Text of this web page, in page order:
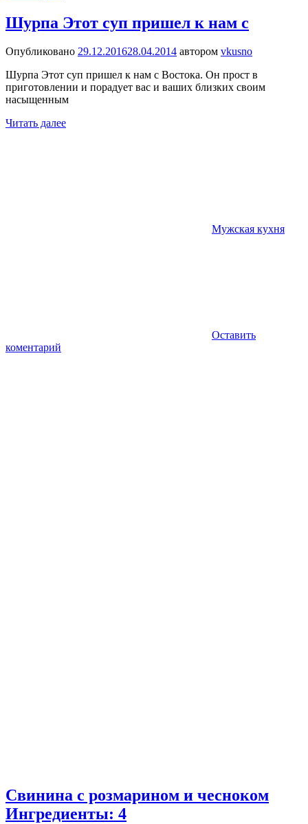
Шурпа Этот суп пришел к нам с
Опубликовано 29.12.201628.04.2014 автором vkusno
Шурпа Этот суп пришел к нам с Востока. Он прост в
приготовлении и порадует вас и ваших близких своим
насыщенным
Читать далее
Мужская кухня
Оставить
коментарий
Свинина с розмарином и чесноком
Ингредиенты: 4